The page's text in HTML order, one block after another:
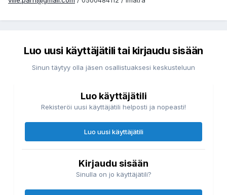
Luo uusi käyttäjätili tai kirjaudu sisään
Sinun täytyy olla jäsen osallistuaksesi keskusteluun
Luo käyttäjätili
Rekisteröi uusi käyttäjätili helposti ja nopeasti!
Luo uusi käyttäjätili
Kirjaudu sisään
Sinulla on jo käyttäjätili?